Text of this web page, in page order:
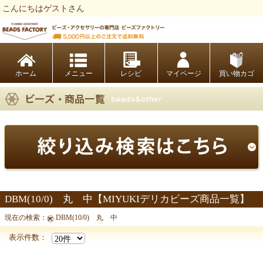
こんにちはゲストさん
ホーム レシピ マイページ 買い物カゴ
DBM(10/0) 丸 中【MIYUKIデリカビーズ商品一覧】
現在の検索： DBM(10/0) 丸 中
表示件数：